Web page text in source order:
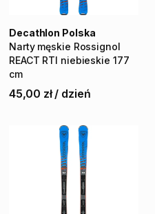
Narty męskie Rossignol
REACT RTI niebieskie 177
cm
Decathlon Polska
45,00 zł / dzień